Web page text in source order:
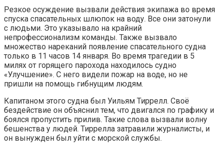
Резкое осуждение вызвали действия экипажа во время
спуска спасательных шлюпок на воду. Все они затонули
с людьми. Это указывало на крайний
непрофессионализм команды. Также вызвало
множество нареканий появление спасательного судна
только в 11 часов 14 января. Во время трагедии в 5
милях от горящего парохода находилось судно
«Улучшение». С него видели пожар на воде, но не
пришли на помощь гибнущим людям.
Капитаном этого судна был Уильям Тиррелл. Своё
бездействие он объяснил тем, что двигался по графику и
боялся пропустить прилив. Такие слова вызвали волну
бешенства у людей. Тиррелла затравили журналисты, и
он вынужден был уйти с морской службы.